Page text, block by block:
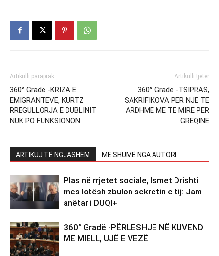
Artikulli paraprak
360° Grade -KRIZA E
EMIGRANTEVE, KURTZ
RREGULLORJA E DUBLINIT
NUK PO FUNKSIONON
Artikulli tjetër
360° Grade -TSIPRAS,
SAKRIFIKOVA PER NJE TE
ARDHME ME TE MIRE PER
GREQINE
ARTIKUJ TË NGJASHËM MË SHUMË NGA AUTORI
Plas në rrjetet sociale, Ismet Drishti
mes lotësh zbulon sekretin e tij: Jam
anëtar i DUQI+
360° Gradë -PËRLESHJE NË KUVEND
ME MIELL, UJË E VEZË